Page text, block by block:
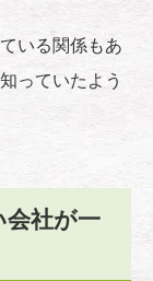
いる関係もあ
っていたよう
会社が一